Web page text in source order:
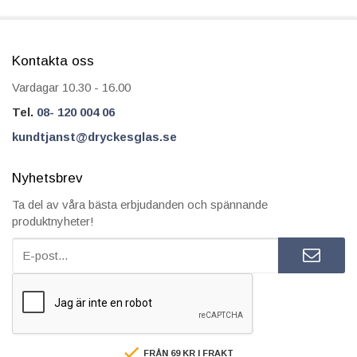
Kontakta oss
Vardagar 10.30 - 16.00
Tel. 08- 120 004 06
kundtjanst@dryckesglas.se
Nyhetsbrev
Ta del av våra bästa erbjudanden och spännande
produktnyheter!
FRÅN 69 KR I FRAKT